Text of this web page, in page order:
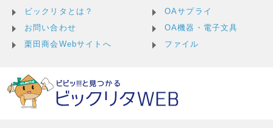
ビックリタとは？
お問い合わせ
栗田商会Webサイトへ
OAサプライ
OA機器・電子文具
ファイル